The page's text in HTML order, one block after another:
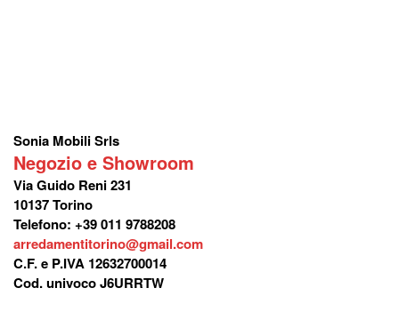
Sonia Mobili Srls
Negozio e Showroom
Via Guido Reni 231
10137 Torino
Telefono: +39 011 9788208
arredamentitorino@gmail.com
C.F. e P.IVA 12632700014
Cod. univoco J6URRTW